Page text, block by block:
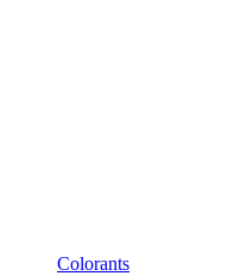
Colorants